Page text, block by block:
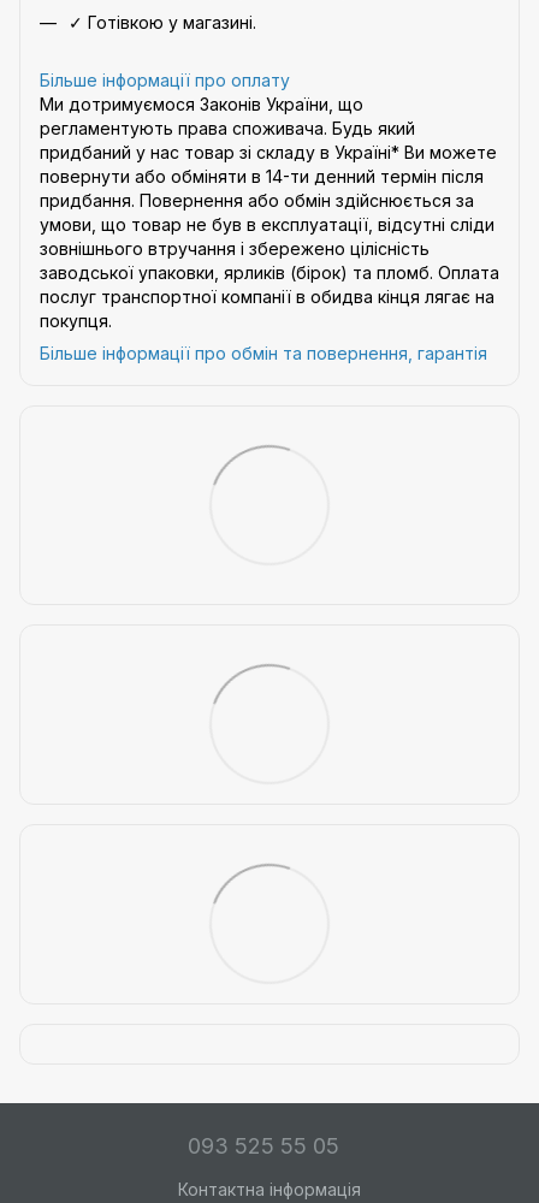
✓ Готівкою у магазині.
Більше інформації про оплату
Ми дотримуємося Законів України, що
регламентують права споживача. Будь який
придбаний у нас товар зі складу в Україні* Ви можете
повернути або обміняти в 14-ти денний термін після
придбання. Повернення або обмін здійснюється за
умови, що товар не був в експлуатації, відсутні сліди
зовнішнього втручання і збережено цілісність
заводської упаковки, ярликів (бірок) та пломб. Оплата
послуг транспортної компанії в обидва кінця лягає на
покупця.
Більше інформації про обмін та повернення, гарантія
093 525 55 05
Контактна інформація